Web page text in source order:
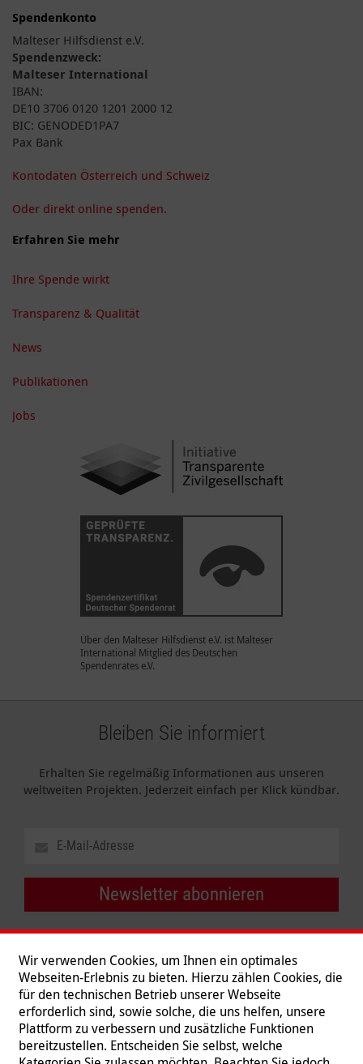
Spendenkonto
Malteser Hilfsdienst e.V.
Spendenzweck:
Malteser International
IBAN:
DE10 3706 0120 1201 2000 12
BIC: GENODED1PA7
Pax Bank
Kontodaten Österreich und Schweiz
Oder direkt online spenden.
Erfahren Sie mehr
Ihre Spende wirkt
Transparenz & Qualität
News
Publikationen
Jobs
Über den Malteser Hilfsdienst e.V. ist Malteser
International Mitglied des Deutschen
Spendenrates e.V.
Bleiben Sie informiert
Erhalten Sie regelmäßig Informationen aus unseren
weltweiten Projekten. Jederzeit einfach per Klick kündbar.
Newsletter abonnieren
Wir verwenden Cookies, um Ihnen ein optimales
Webseiten-Erlebnis zu bieten. Hierzu zählen Cookies, die
für den technischen Betrieb unserer Webseite
erforderlich sind, sowie solche, die uns helfen, unsere
Plattform zu verbessern und zusätzliche Funktionen
bereitzustellen. Entscheiden Sie selbst, welche